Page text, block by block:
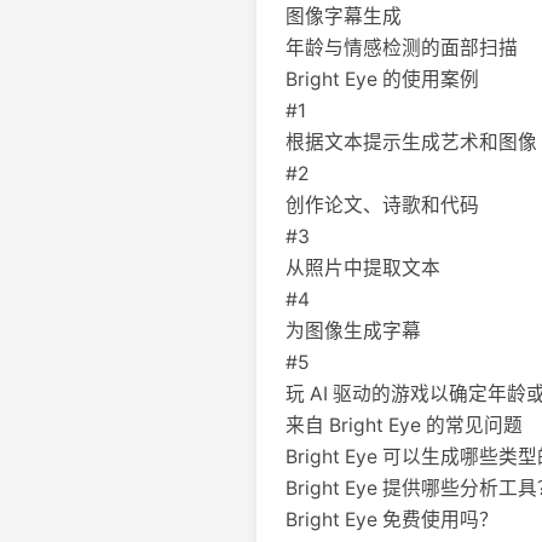
图像字幕生成
年龄与情感检测的面部扫描
Bright Eye 的使用案例
#1
根据文本提示生成艺术和图像
#2
创作论文、诗歌和代码
#3
从照片中提取文本
#4
为图像生成字幕
#5
玩 AI 驱动的游戏以确定年龄
来自 Bright Eye 的常见问题
Bright Eye 可以生成哪些类型
Bright Eye 提供哪些分析工具
Bright Eye 免费使用吗？